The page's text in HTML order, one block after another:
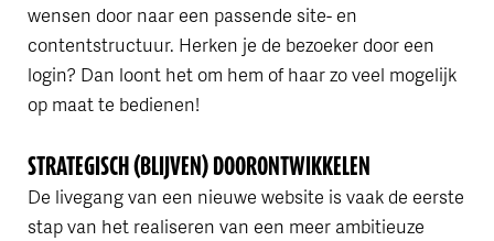
wensen door naar een passende site- en
contentstructuur. Herken je de bezoeker door een
login? Dan loont het om hem of haar zo veel mogelijk
op maat te bedienen!
STRATEGISCH (BLIJVEN) DOORONTWIKKELEN
De livegang van een nieuwe website is vaak de eerste
stap van het realiseren van een meer ambitieuze